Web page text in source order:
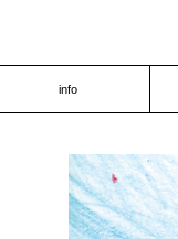
info